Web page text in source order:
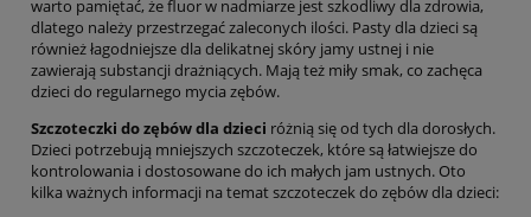
warto pamiętać, że fluor w nadmiarze jest szkodliwy dla zdrowia,
dlatego należy przestrzegać zaleconych ilości. Pasty dla dzieci są
również łagodniejsze dla delikatnej skóry jamy ustnej i nie
zawierają substancji drażniących. Mają też miły smak, co zachęca
dzieci do regularnego mycia zębów.
Szczoteczki do zębów dla dzieci różnią się od tych dla dorosłych.
Dzieci potrzebują mniejszych szczoteczek, które są łatwiejsze do
kontrolowania i dostosowane do ich małych jam ustnych. Oto
kilka ważnych informacji na temat szczoteczek do zębów dla dzieci: